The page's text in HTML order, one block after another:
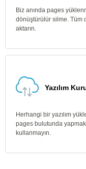
Biz anında pages
dönüştürülür silme. Tüm
aktarın.
Yazılım
Herhangi bir yazılım
pages bulutunda yapmak
kullanmayın.